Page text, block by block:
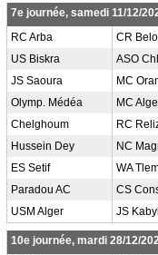
7e journée, samedi 11/12/
RC Arba
CR
US Biskra
ASO
JS Saoura
MC
Olymp. Médéa
MC
Chelghoum
RC
Hussein Dey
NC
ES Setif
WA
Paradou AC
CS
USM Alger
JS
10e journée, mardi 28/12/